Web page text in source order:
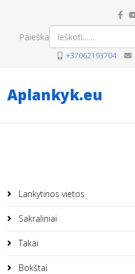
Paieška
+37062193704
Aplankyk.eu
Lankytinos vietos
Sakraliniai
Takai
Bokštai